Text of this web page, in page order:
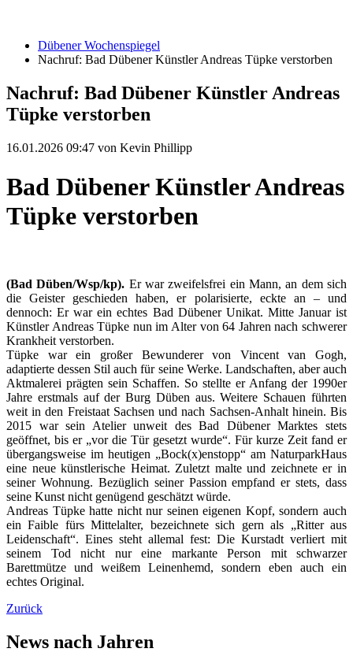
Dübener Wochenspiegel
Nachruf: Bad Dübener Künstler Andreas Tüpke verstorben
Nachruf: Bad Dübener Künstler Andreas
Tüpke verstorben
16.01.2026 09:47 von Kevin Phillipp
Bad Dübener Künstler Andreas
Tüpke verstorben
(Bad Düben/Wsp/kp). Er war zweifelsfrei ein Mann, an dem sich
die Geister geschieden haben, er polarisierte, eckte an – und
dennoch: Er war ein echtes Bad Dübener Unikat. Mitte Januar ist
Künstler Andreas Tüpke nun im Alter von 64 Jahren nach schwerer
Krankheit verstorben.
Tüpke war ein großer Bewunderer von Vincent van Gogh,
adaptierte dessen Stil auch für seine Werke. Landschaften, aber auch
Aktmalerei prägten sein Schaffen. So stellte er Anfang der 1990er
Jahre erstmals auf der Burg Düben aus. Weitere Schauen führten
weit in den Freistaat Sachsen und nach Sachsen-Anhalt hinein. Bis
2015 war sein Atelier unweit des Bad Dübener Marktes stets
geöffnet, bis er „vor die Tür gesetzt wurde“. Für kurze Zeit fand er
übergangsweise im heutigen „Bock(x)enstopp“ am NaturparkHaus
eine neue künstlerische Heimat. Zuletzt malte und zeichnete er in
seiner Wohnung. Bezüglich seiner Passion empfand er stets, dass
seine Kunst nicht genügend geschätzt würde.
Andreas Tüpke hatte nicht nur seinen eigenen Kopf, sondern auch
ein Faible fürs Mittelalter, bezeichnete sich gern als „Ritter aus
Leidenschaft“. Eines steht allemal fest: Die Kurstadt verliert mit
seinem Tod nicht nur eine markante Person mit schwarzer
Barettmütze und weißem Leinenhemd, sondern eben auch ein
echtes Original.
Zurück
News nach Jahren